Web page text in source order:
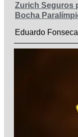
Zurich Seguros
Bocha
Eduardo Fonseca